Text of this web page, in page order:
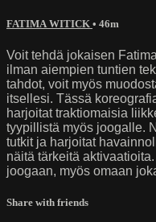
FATIMA WITICK • 46m
Voit tehdä jokaisen
ilman aiempien tuntien
tahdot, voit myös
itsellesi. Tässä
harjoitat traktiomaisia
tyypillistä myös joogalle.
tutkit ja harjoitat
näitä tärkeitä
joogaan, myös omaan
Share with friends